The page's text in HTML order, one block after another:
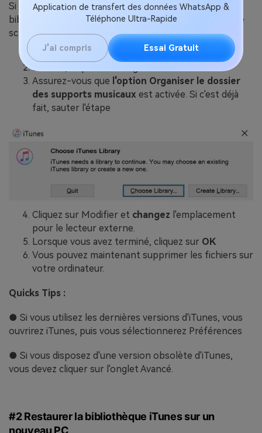
Application de transfert des données WhatsApp &
Téléphone Ultra-Rapide
J'ai compris Essai Gratuit
Si vous vous demandez comment déplacer votre
bibliothèque iTunes, voici comment procéder. Suivez le
schéma mentionné :
Lancez Music et allez dans Préférences
Ensuite, cliquez sur l'onglet
Assurez-vous que l'option Organiser le dossier
des supports musicaux est activée. Si c'est déjà
fait, sauter l'étape
Cliquez sur Modifier et changez l'emplacement
pour le lecteur externe.
Lorsque vous avez terminé, cliquez sur OK
Vous pouvez maintenant supprimer les fichiers sur
votre ordinateur.
Quicks Tips :
● Si vous utilisez les dernières versions d'iTunes, vous
ouvrirez iTunes, puis vous sélectionnerez Préférences
● Si vous disposez d'une version obsolète d'iTunes,
vous devez cliquer sur l'onglet Avancé.
#2 Restaurer la bibliothèque iTunes sur un
nouveau PC